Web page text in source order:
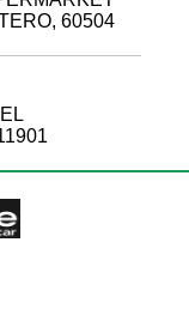
60504